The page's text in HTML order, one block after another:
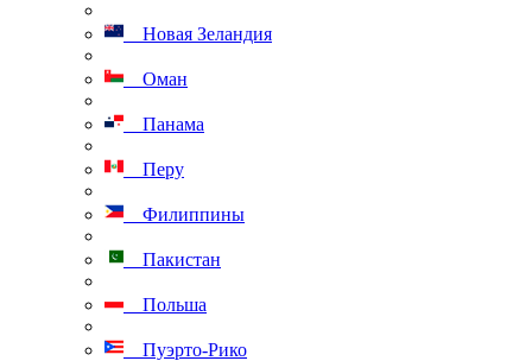
Новая Зеландия
Оман
Панама
Перу
Филиппины
Пакистан
Польша
Пуэрто-Рико